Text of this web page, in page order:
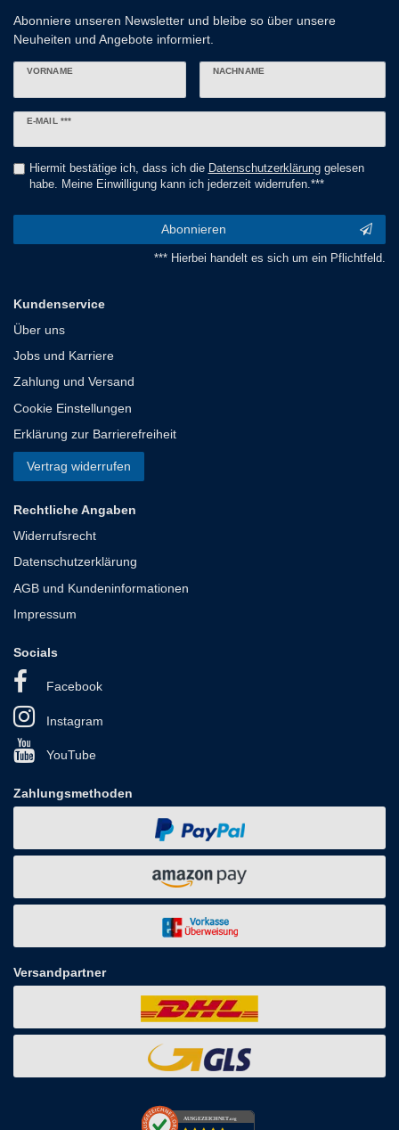
Abonniere unseren Newsletter und bleibe so über unsere
Neuheiten und Angebote informiert.
VORNAME NACHNAME
E-MAIL ***
Newsletter
Hiermit bestätige ich, dass ich die Daten­schutz­erklärunggelesen
habe. Meine Einwilligung kann ich jederzeit widerrufen.***
Abonnieren
*** Hierbei handelt es sich um ein Pflichtfeld.
Kundenservice
Über uns
Jobs und Karriere
Zahlung und Versand
Cookie Einstellungen
Erklärung zur Barrierefreiheit
Vertrag widerrufen
Rechtliche Angaben
Widerrufsrecht
Datenschutzerklärung
AGB und Kundeninformationen
Impressum
Socials
Facebook
Instagram
YouTube
Zahlungsmethoden
Versandpartner
AUSGEZEICHNET.org